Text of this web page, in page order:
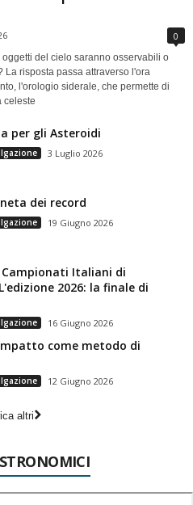
0
del cielo saranno osservabili o
risposta passa attraverso l'ora
l'orologio siderale, che permette di
celeste
per gli Asteroidi
3 Luglio 2026
dei record
19 Giugno 2026
Campionati Italiani di
2026: la finale di
16 Giugno 2026
come metodo di
12 Giugno 2026
altri